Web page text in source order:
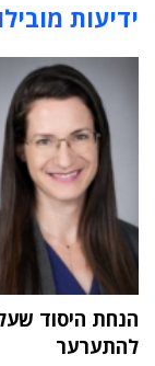
תוכן פרסומי
ידיעות
הנחת היסוד
להתערער